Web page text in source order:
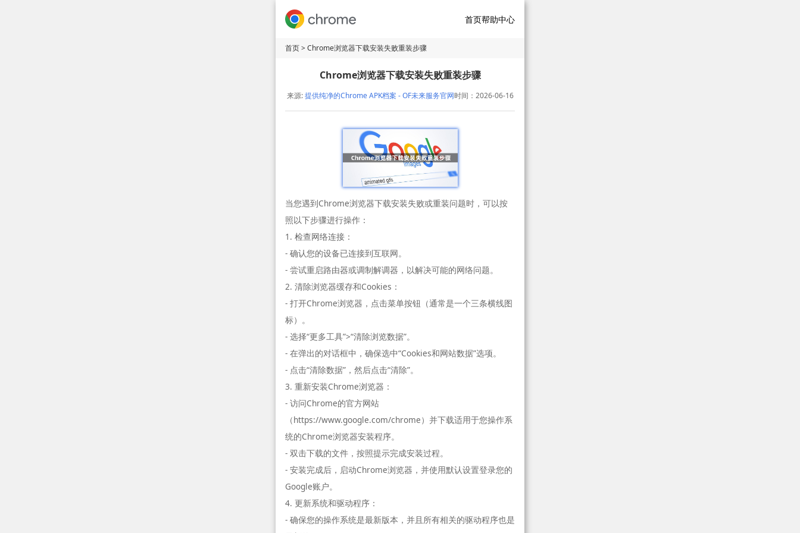
首页帮助中心
首页> Chrome浏览器下载安装失败重装步骤
Chrome浏览器下载安装失败重装步骤
来源:提供纯净的Chrome APK档案 - OF未来服务官网时间：2026-06-16
当您遇到Chrome浏览器下载安装失败或重装问题时，可以按
照以下步骤进行操作：
1. 检查网络连接：
- 确认您的设备已连接到互联网。
- 尝试重启路由器或调制解调器，以解决可能的网络问题。
2. 清除浏览器缓存和Cookies：
- 打开Chrome浏览器，点击菜单按钮（通常是一个三条横线图
标）。
- 选择“更多工具”>“清除浏览数据”。
- 在弹出的对话框中，确保选中“Cookies和网站数据”选项。
- 点击“清除数据”，然后点击“清除”。
3. 重新安装Chrome浏览器：
- 访问Chrome的官方网站
（https://www.google.com/chrome）并下载适用于您操作系
统的Chrome浏览器安装程序。
- 双击下载的文件，按照提示完成安装过程。
- 安装完成后，启动Chrome浏览器，并使用默认设置登录您的
Google账户。
4. 更新系统和驱动程序：
- 确保您的操作系统是最新版本，并且所有相关的驱动程序也是